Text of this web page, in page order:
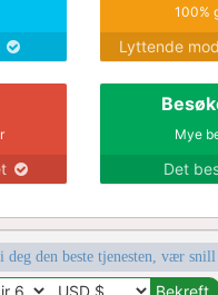
100%
Lyttende
Mye
Det
den beste tjenesten, vær snill